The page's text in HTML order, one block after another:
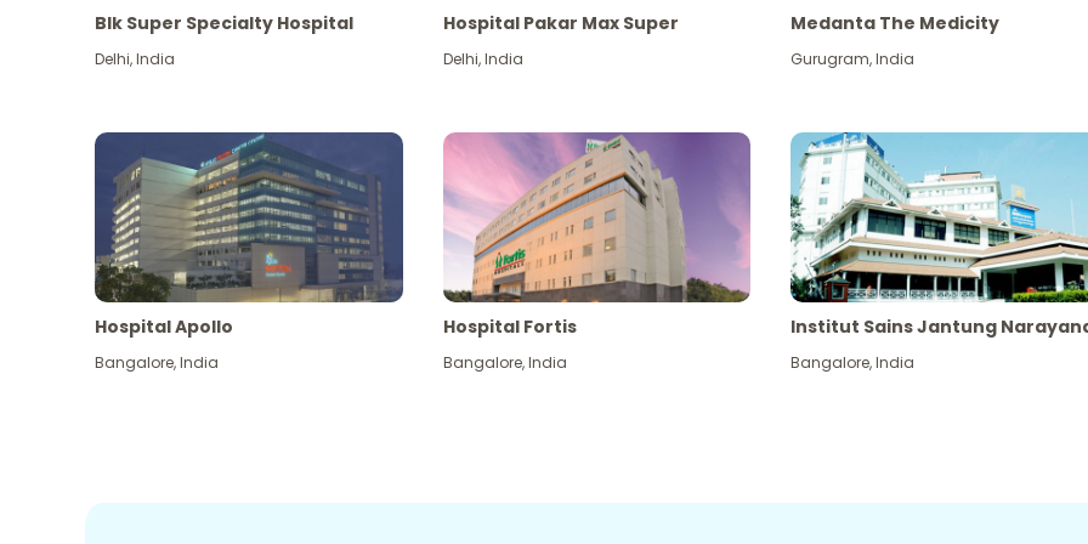
Blk Super Specialty Hospital
Delhi,India
Hospital Pakar Max Super
Delhi,India
Medanta The Medicity
Gurugram,India
Hospital Apollo
Bangalore,India
Hospital Fortis
Bangalore,India
Institut Sains Jantung
Bangalore,India